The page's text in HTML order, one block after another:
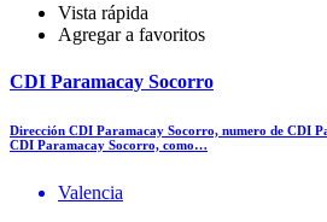
Vista rápida
Agregar a favoritos
CDI Paramacay Socorro
Dirección CDI Paramacay Socorro, numero de CDI
CDI Paramacay Socorro, como…
Valencia